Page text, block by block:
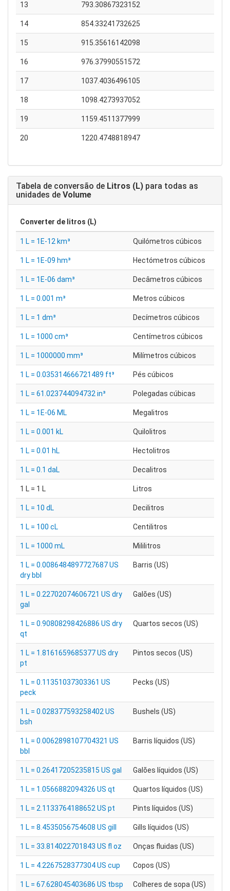
13 793.30867323152
14 854.33241732625
15 915.35616142098
16 976.37990551572
17 1037.4036496105
18 1098.4273937052
19 1159.4511377999
20 1220.4748818947
Tabela de conversão de Litros (L) para todas as
unidades de Volume
Converter de litros (L)
1 L = 1E-12 km³ Quilómetros cúbicos
1 L = 1E-09 hm³ Hectómetros cúbicos
1 L = 1E-06 dam³ Decâmetros cúbicos
1 L = 0.001 m³ Metros cúbicos
1 L = 1 dm³ Decímetros cúbicos
1 L = 1000 cm³ Centímetros cúbicos
1 L = 1000000 mm³ Milímetros cúbicos
1 L = 0.035314666721489 ft³ Pés cúbicos
1 L = 61.023744094732 in³ Polegadas cúbicas
1 L = 1E-06 ML Megalitros
1 L = 0.001 kL Quilolitros
1 L = 0.01 hL Hectolitros
1 L = 0.1 daL Decalitros
1 L = 1 L Litros
1 L = 10 dL Decilitros
1 L = 100 cL Centilitros
1 L = 1000 mL Mililitros
1 L = 0.0086484897727687 US
dry bbl
Barris (US)
1 L = 0.22702074606721 US dry
gal
Galões (US)
1 L = 0.90808298426886 US dry
qt
Quartos secos (US)
1 L = 1.8161659685377 US dry
pt
Pintos secos (US)
1 L = 0.11351037303361 US
peck
Pecks (US)
1 L = 0.028377593258402 US
bsh
Bushels (US)
1 L = 0.0062898107704321 US
bbl
Barris líquidos (US)
1 L = 0.26417205235815 US gal Galões líquidos (US)
1 L = 1.0566882094326 US qt Quartos líquidos (US)
1 L = 2.1133764188652 US pt Pints líquidos (US)
1 L = 8.4535056754608 US gill Gills líquidos (US)
1 L = 33.814022701843 US fl oz Onças fluidas (US)
1 L = 4.2267528377304 US cup Copos (US)
1 L = 67.628045403686 US tbsp Colheres de sopa (US)